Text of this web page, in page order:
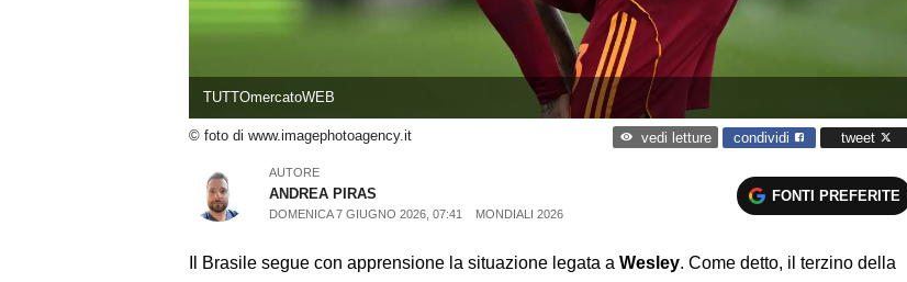
TUTTOmercatoWEB
© foto di www.imagephotoagency.it vedi letture condividi tweet
AUTORE
ANDREA PIRAS
DOMENICA 7 GIUGNO 2026, 07:41 MONDIALI 2026
FONTI PREFERITE
Il Brasile segue con apprensione la situazione legata a Wesley. Come detto, il terzino della